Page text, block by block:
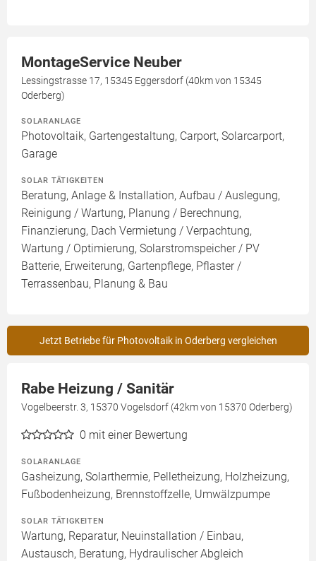
MontageService Neuber
Lessingstrasse 17, 15345 Eggersdorf (40km von 15345
Oderberg)
SOLARANLAGE
Photovoltaik, Gartengestaltung, Carport, Solarcarport,
Garage
SOLAR TÄTIGKEITEN
Beratung, Anlage & Installation, Aufbau / Auslegung,
Reinigung / Wartung, Planung / Berechnung,
Finanzierung, Dach Vermietung / Verpachtung,
Wartung / Optimierung, Solarstromspeicher / PV
Batterie, Erweiterung, Gartenpflege, Pflaster /
Terrassenbau, Planung & Bau
Jetzt Betriebe für Photovoltaik in Oderberg vergleichen
Rabe Heizung / Sanitär
Vogelbeerstr. 3, 15370 Vogelsdorf (42km von 15370 Oderberg)
0 mit einer Bewertung
SOLARANLAGE
Gasheizung, Solarthermie, Pelletheizung, Holzheizung,
Fußbodenheizung, Brennstoffzelle, Umwälzpumpe
SOLAR TÄTIGKEITEN
Wartung, Reparatur, Neuinstallation / Einbau,
Austausch, Beratung, Hydraulischer Abgleich